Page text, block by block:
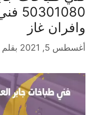
وافران غاز
أغسطس 5, 2021 بقلم